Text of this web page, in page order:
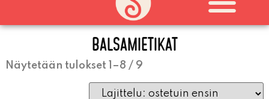
LÄMPIMÄSTI TERVETULOA!
Näytetään tulokset 1–8 / 9